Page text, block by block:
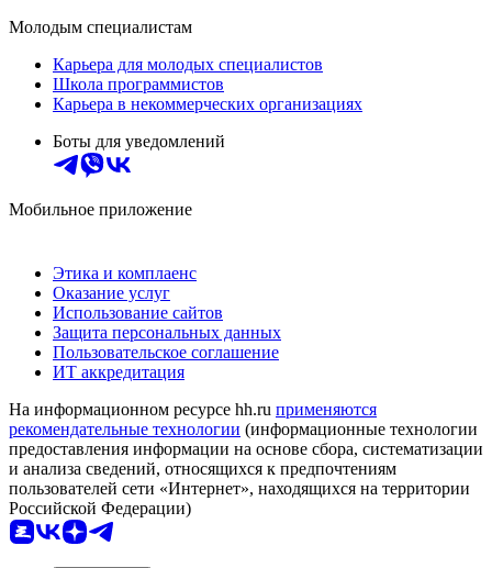
Молодым специалистам
Карьера для молодых специалистов
Школа программистов
Карьера в некоммерческих организациях
Боты для уведомлений
Мобильное приложение
Этика и комплаенс
Оказание услуг
Использование сайтов
Защита персональных данных
Пользовательское соглашение
ИТ аккредитация
На информационном ресурсе hh.ru применяются
рекомендательные технологии (информационные технологии
предоставления информации на основе сбора, систематизации
и анализа сведений, относящихся к предпочтениям
пользователей сети «Интернет», находящихся на территории
Российской Федерации)